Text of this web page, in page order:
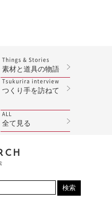
Things & Stories
素材と道具の物語
Tsukurira interview
つくり手を訪ねて
ALL
全て見る